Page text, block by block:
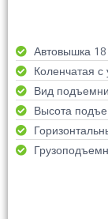
Автовышка
Коленчатая
Вид
Высота